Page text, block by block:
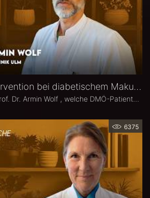
Chirurgische Intervention bei diabetischem Makulaödem – Prof. Dr. Armin Wolf
6375